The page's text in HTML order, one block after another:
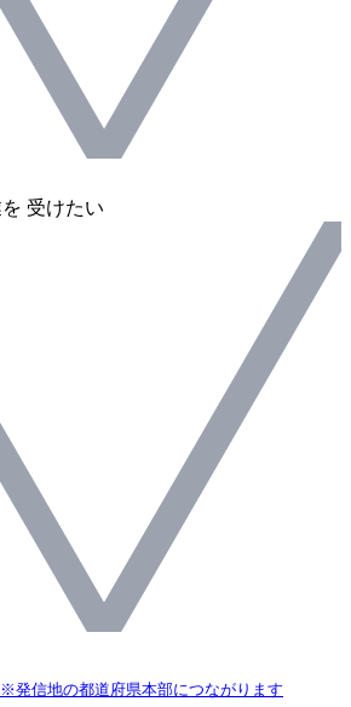
受けたい
※発信地の都道府県本部につながります